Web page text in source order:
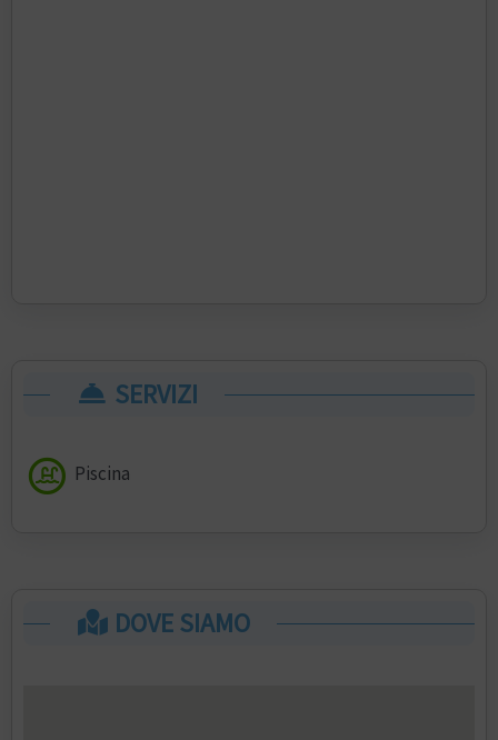
SERVIZI
Piscina
DOVE SIAMO